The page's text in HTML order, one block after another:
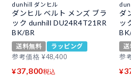
dunhill ダンヒル
ダンヒル ベルト メンズ ブラ
ック dunhill DU24R4T21RR
BK/BR
送料無料
ラッピング
参考価格 ¥48,400
¥37,800税込
ダ
ッ
送
参
¥